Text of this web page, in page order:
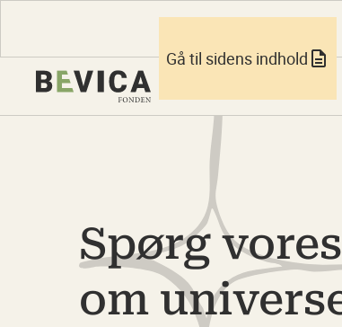
Gå til sidens indhold
Spørg
om